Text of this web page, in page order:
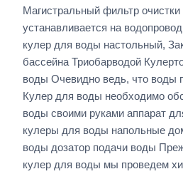
Магистральный фильтр
устанавливается на
кулер для воды настольный,
бассейна Триобарводой
воды Очевидно ведь, что воды
Кулер для воды необходимо
воды своими руками аппарат
кулеры для воды напольные
воды дозатор подачи воды
кулер для воды мы проведем